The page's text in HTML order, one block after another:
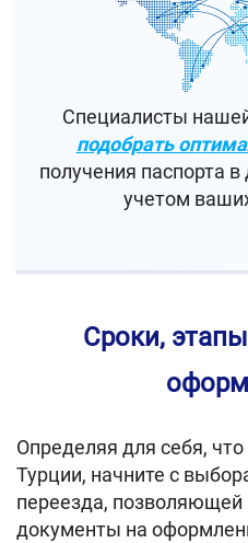
Специалисты
подобрать
получения паспорта
учетом
Сроки,
Определяя для себя,
Турции, начните с
переезда,
документы на